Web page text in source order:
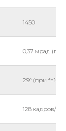
1450
0,37 мрад
29° (при f=16
128 кадров/с